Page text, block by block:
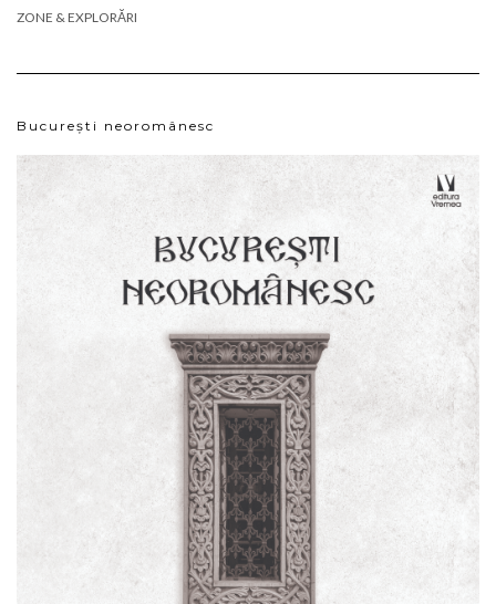
ZONE & EXPLORĂRI
București neoromânesc